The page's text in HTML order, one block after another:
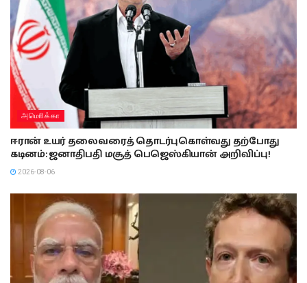
அமொிக்கா
ஈரான் உயர் தலைவரைத் தொடர்புகொள்வது தற்போது
கடினம்: ஜனாதிபதி மசூத் பெஜெஸ்கியான் அறிவிப்பு!
2026-08-06